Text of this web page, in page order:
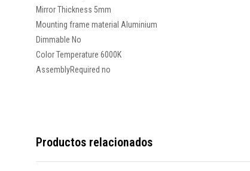
Mirror Thickness 5mm
Mounting frame material Aluminium
Dimmable No
Color Temperature 6000K
AssemblyRequired no
Productos relacionados